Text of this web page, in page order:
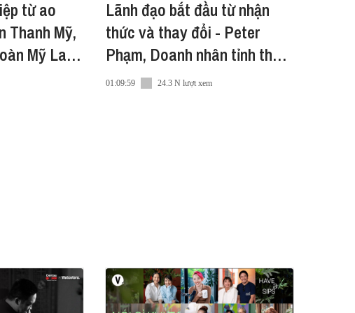
vn/bo-suu-tap/vietnam-
từ ao
Thanh Mỹ,
Mỹ Lan |
#2
Lãnh đạo bắt đầu từ nhận
thức và thay đổi - Peter
Phạm, Doanh nhân tỉnh thức
| Dive with Cát Thảo #1
01:09:59 24.3 N lượt xem